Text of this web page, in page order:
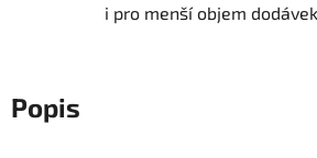
i pro menší objem dodávek
Popis